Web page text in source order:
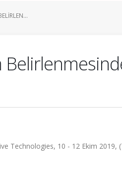
Technologies, 10 - 12 Ekim 2019,